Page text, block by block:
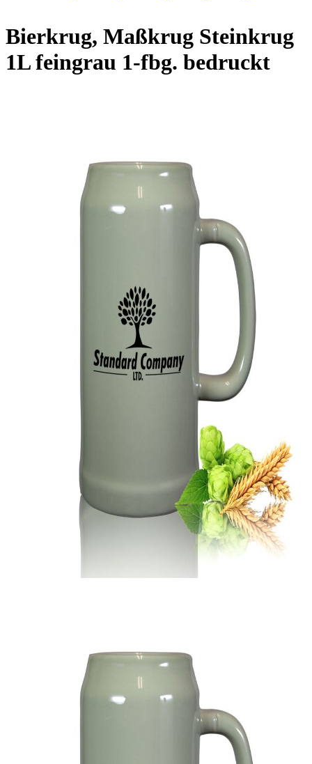
Bierkrug, Maßkrug Steinkrug
1L feingrau 1-fbg. bedruckt